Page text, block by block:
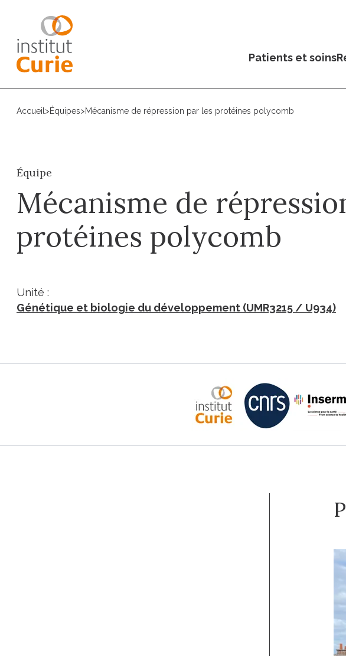
Patients et soins
Accueil >Équipes>Mécanisme de répression par les protéines polycomb
Équipe
Mécanisme de
protéines polycomb
Unité :
Génétique et biologie du développement (UMR3215 / U934)